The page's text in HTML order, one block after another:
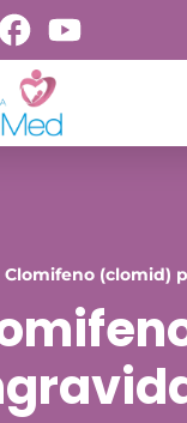
Clomifeno (clomid)